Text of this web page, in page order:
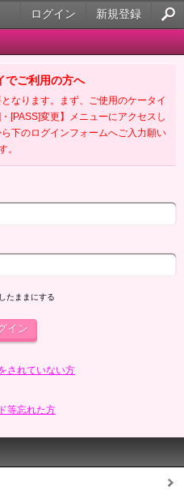
新規登録
ログイン
でご利用の方へ
なります。まず、ご使用のケータイ
[PASS]変更】メニューにアクセスし
下のログインフォームへご入力願い
。
たままにする
されていない方
等忘れた方